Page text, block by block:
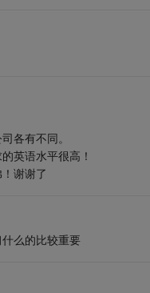
各有不同。
英语水平很高！
谢谢了
么的比较重要